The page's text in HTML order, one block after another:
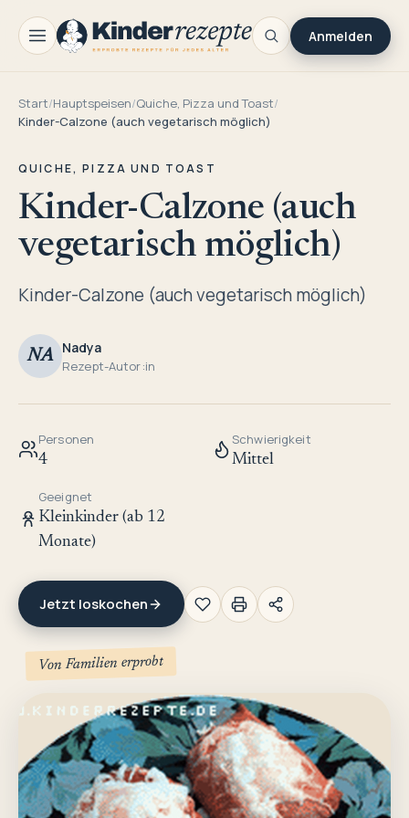
Anmelden
Start/Hauptspeisen/Quiche, Pizza und Toast/
Kinder-Calzone (auch vegetarisch möglich)
QUICHE, PIZZA UND TOAST
Kinder-Calzone (auch
vegetarisch möglich)
Kinder-Calzone (auch vegetarisch möglich)
NA Nadya
Rezept-Autor:in
Personen
4
Schwierigkeit
Mittel
Geeignet
Kleinkinder (ab 12
Monate)
Jetzt loskochen
Von Familien erprobt